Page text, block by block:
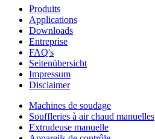
Produits
Applications
Downloads
Entreprise
FAQ's
Seitenübersicht
Impressum
Disclaimer
Machines de soudage
Souffleries à air chaud manuelles
Extrudeuse manuelle